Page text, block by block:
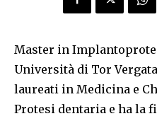
Master in
Università di Tor
laureati in Medicina e
Protesi dentaria e ha la